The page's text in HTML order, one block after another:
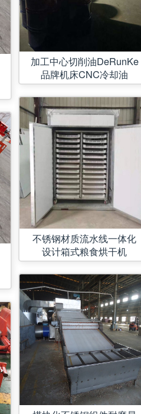
加工中心切削油DeRunKe
品牌机床CNC冷却油
不锈钢材质流水线一体化
设计箱式粮食烘干机